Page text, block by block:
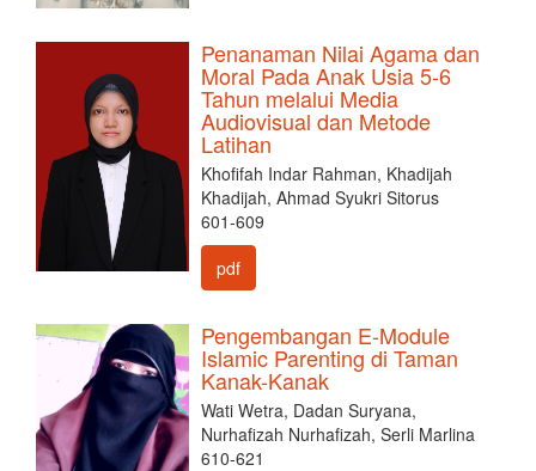
Penanaman Nilai Agama dan
Moral Pada Anak Usia 5-6
Tahun melalui Media
Audiovisual dan Metode
Latihan
Khofifah Indar Rahman, Khadijah
Khadijah, Ahmad Syukri Sitorus
601-609
pdf
Pengembangan E-Module
Islamic Parenting di Taman
Kanak-Kanak
Wati Wetra, Dadan Suryana,
Nurhafizah Nurhafizah, Serli Marlina
610-621